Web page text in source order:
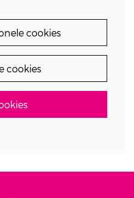
cookies
cookies